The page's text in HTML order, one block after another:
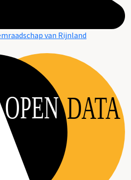
van Rijnland
OPEN DATA